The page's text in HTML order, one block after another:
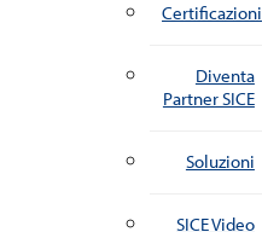
Certificazioni
Diventa
Partner SICE
Soluzioni
SICE Video